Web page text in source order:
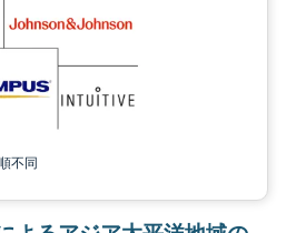
不同